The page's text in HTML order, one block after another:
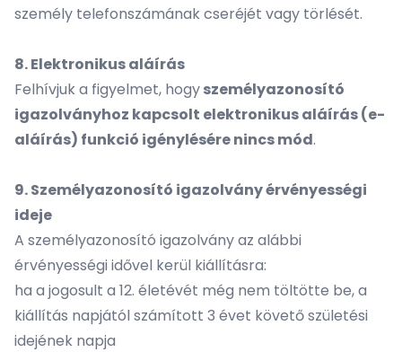
személy telefonszámának cseréjét vagy törlését.
8. Elektronikus aláírás
Felhívjuk a figyelmet, hogyszemélyazonosító
igazolványhoz kapcsolt elektronikus aláírás (e-
aláírás) funkció igénylésére nincs mód.
9. Személyazonosító igazolvány érvényességi
ideje
A személyazonosító igazolvány az alábbi
érvényességi idővel kerül kiállításra:
ha a jogosult a 12. életévét még nem töltötte be, a
kiállítás napjától számított 3 évet követő születési
idejének napja